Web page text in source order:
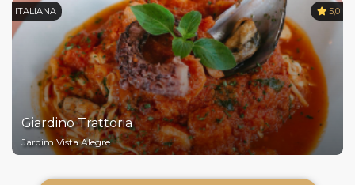
ITALIANA 5,0
Giardino Trattoria
Jardim Vista Alegre